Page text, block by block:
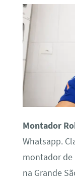
Montador
Whatsapp.
montador de
na Grande